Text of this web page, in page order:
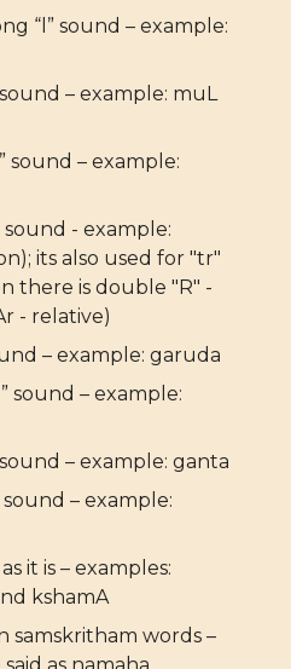
“l” sound – example:
– example: muL
sound – example:
- example:
its also used for "tr"
there is double "R" -
- relative)
– example: garuda
sound – example:
– example: ganta
– example:
it is – examples:
kshamA
samskritham words –